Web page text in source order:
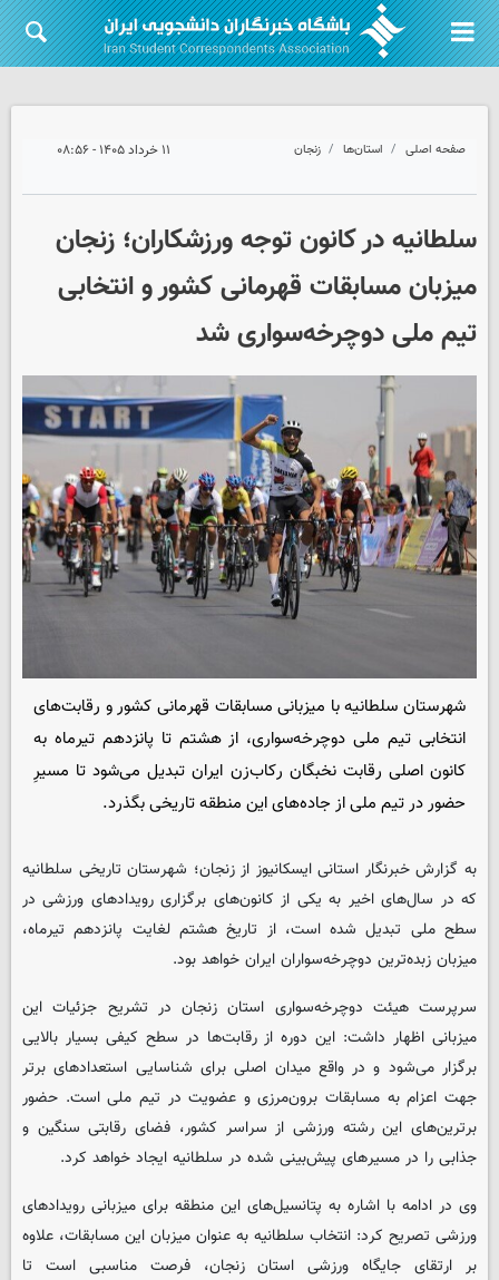
صفحه اصلی استان‌ها زنجان ۱۱ خرداد ۱۴۰۵ - ۰۸:۵۶
سلطانیه در کانون توجه ورزشکاران؛ زنجان
میزبان مسابقات قهرمانی کشور و انتخابی
تیم ملی دوچرخه‌سواری شد
شهرستان سلطانیه با میزبانی مسابقات قهرمانی کشور و رقابت‌های
انتخابی تیم ملی دوچرخه‌سواری، از هشتم تا پانزدهم تیرماه به
کانون اصلی رقابت نخبگان رکاب‌زن ایران تبدیل می‌شود تا مسیرِ
حضور در تیم ملی از جاده‌های این منطقه تاریخی بگذرد.
به گزارش خبرنگار استانی ایسکانیوز از زنجان؛ شهرستان تاریخی سلطانیه
که در سال‌های اخیر به یکی از کانون‌های برگزاری رویدادهای ورزشی در
سطح ملی تبدیل شده است، از تاریخ هشتم لغایت پانزدهم تیرماه،
میزبان زبده‌ترین دوچرخه‌سواران ایران خواهد بود.
سرپرست هیئت دوچرخه‌سواری استان زنجان در تشریح جزئیات این
میزبانی اظهار داشت: این دوره از رقابت‌ها در سطح کیفی بسیار بالایی
برگزار می‌شود و در واقع میدان اصلی برای شناسایی استعدادهای برتر
جهت اعزام به مسابقات برون‌مرزی و عضویت در تیم ملی است. حضور
برترین‌های این رشته ورزشی از سراسر کشور، فضای رقابتی سنگین و
جذابی را در مسیرهای پیش‌بینی شده در سلطانیه ایجاد خواهد کرد.
وی در ادامه با اشاره به پتانسیل‌های این منطقه برای میزبانی رویدادهای
ورزشی تصریح کرد: انتخاب سلطانیه به عنوان میزبان این مسابقات، علاوه
بر ارتقای جایگاه ورزشی استان زنجان، فرصت مناسبی است تا